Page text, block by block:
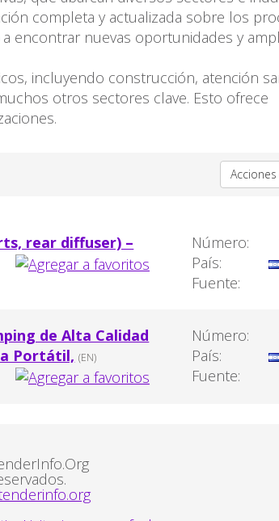
completa y actualizada sobre los
encontrar nuevas oportunidades y
incluyendo construcción, atención
otros sectores clave. Esto ofrece
rear diffuser) –
Número:
País:
Fuente:
de Alta Calidad
Portátil, (EN)
Número:
País:
Fuente: